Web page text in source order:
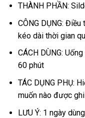
THÀNH PHẦN:
CÔNG DỤNG:
kéo dài thời gian
CÁCH DÙNG:
60 phút
TÁC DỤNG PHỤ:
muốn nào được
LƯU Ý: 1 ngày